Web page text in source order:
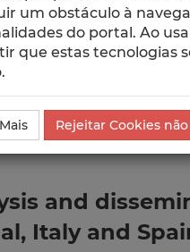
Comunicação
and
Italy and
um obstáculo à
do portal. Ao
que estas tecnologias
Rejeitar Cookies